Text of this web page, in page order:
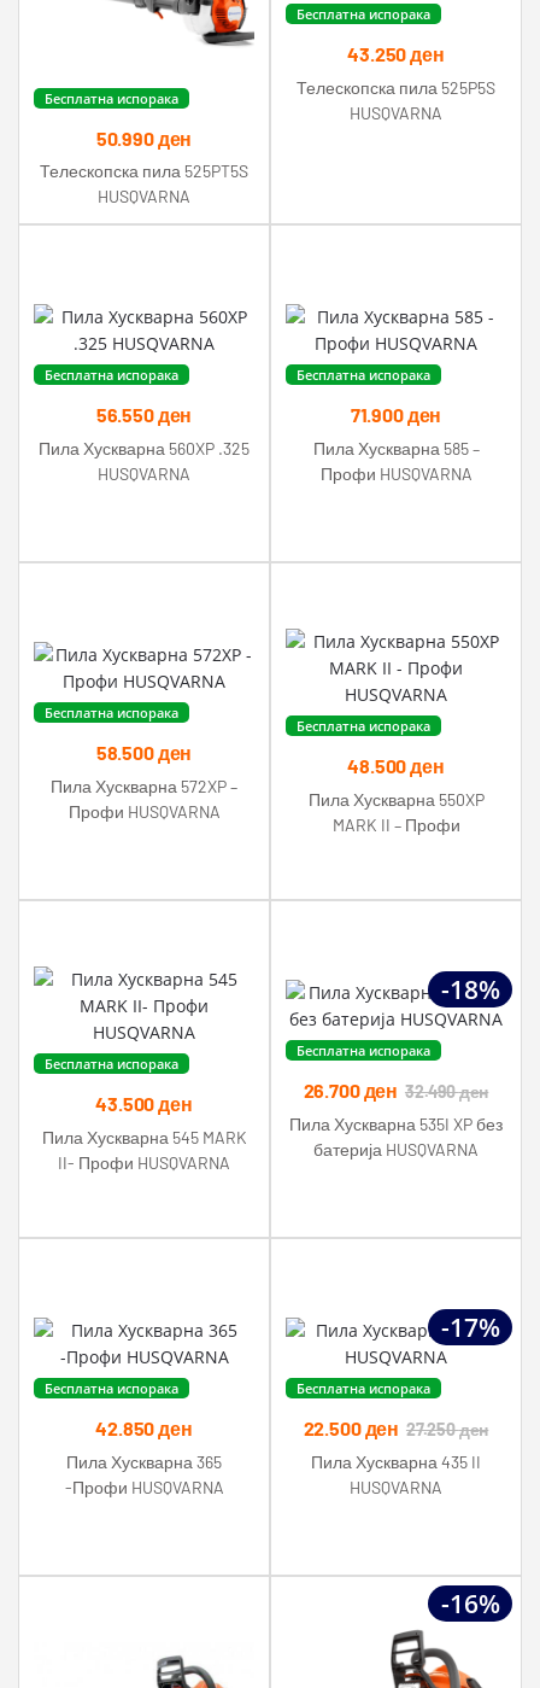
Бесплатна испорака
50.990ден
Телескопска пила 525PT5S
HUSQVARNA
Бесплатна испорака
43.250ден
Телескопска пила 525P5S
HUSQVARNA
Бесплатна испорака
56.550ден
Пила Хускварна 560XP .325
HUSQVARNA
Бесплатна испорака
71.900ден
Пила Хускварна 585 –
Профи HUSQVARNA
Бесплатна испорака
58.500ден
Пила Хускварна 572XP –
Профи HUSQVARNA
Бесплатна испорака
48.500ден
Пила Хускварна 550XP
MARK II – Профи
Бесплатна испорака
43.500ден
Пила Хускварна 545 MARK
II- Профи HUSQVARNA
-18%
Бесплатна испорака
26.700ден 32.490ден
Пила Хускварна 535I XP без
батерија HUSQVARNA
Бесплатна испорака
42.850ден
Пила Хускварна 365
-Профи HUSQVARNA
-17%
Бесплатна испорака
22.500ден 27.250ден
Пила Хускварна 435 II
HUSQVARNA
-16%